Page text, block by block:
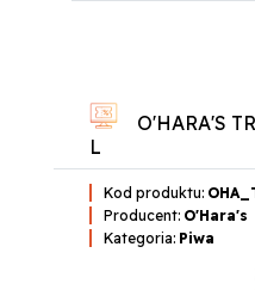
O'HARA'S
L
Kod produktu:
Producent: O'Hara's
Kategoria: Piwa